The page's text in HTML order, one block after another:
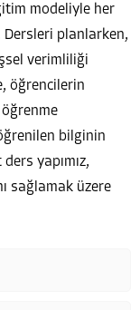
modeliyle her
Dersleri planlarken,
verimliliği
öğrencilerin
bilginin
yapımız,
sağlamak üzere